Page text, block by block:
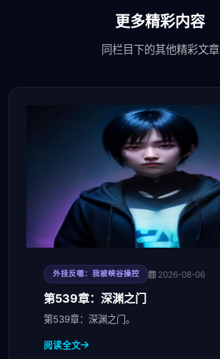
更多精彩内容
同栏目下的其他精彩文章
外挂反噬：我被峡谷操控 2026-08-06
第539章：深渊之门
第539章：深渊之门。
阅读全文